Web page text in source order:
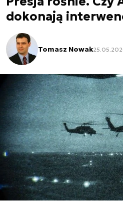
dokonają
Tomasz Nowak